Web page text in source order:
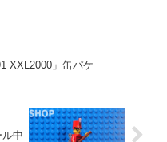
XXL2000」缶パケ
中